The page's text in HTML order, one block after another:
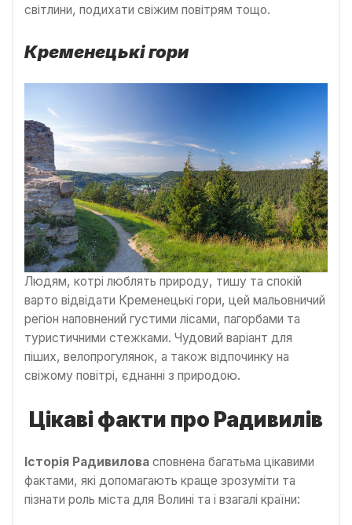
світлини, подихати свіжим повітрям тощо.
Кременецькі гори
Людям, котрі люблять природу, тишу та спокій
варто відвідати Кременецькі гори, цей мальовничий
регіон наповнений густими лісами, пагорбами та
туристичними стежками. Чудовий варіант для
піших, велопрогулянок, а також відпочинку на
свіжому повітрі, єднанні з природою.
Цікаві факти про Радивилів
Історія Радивилова сповнена багатьма цікавими
фактами, які допомагають краще зрозуміти та
пізнати роль міста для Волині та і взагалі країни: